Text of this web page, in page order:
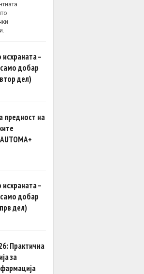
–
добар
дел)
предност на
–
добар
дел)
Практична
за